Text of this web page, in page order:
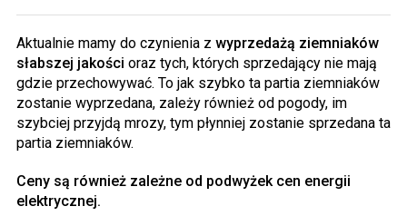
Aktualnie mamy do czynienia z wyprzedażą ziemniaków
słabszej jakości oraz tych, których sprzedający nie mają
gdzie przechowywać. To jak szybko ta partia ziemniaków
zostanie wyprzedana, zależy również od pogody, im
szybciej przyjdą mrozy, tym płynniej zostanie sprzedana ta
partia ziemniaków.
Ceny są również zależne od podwyżek cen energii
elektrycznej.